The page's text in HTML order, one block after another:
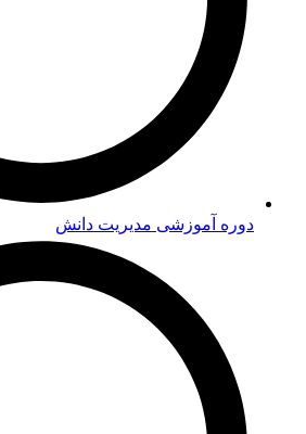
نرم افزار مدیریت دانش